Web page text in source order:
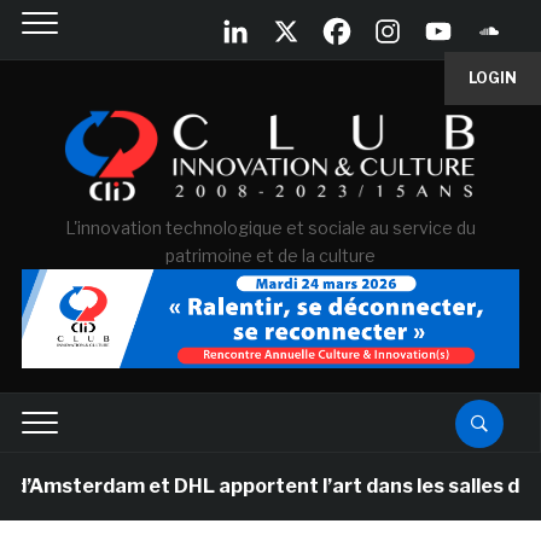
LOGIN
L'innovation technologique et sociale au service du
patrimoine et de la culture
et DHL apportent l’art dans les salles de